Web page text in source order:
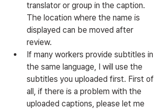
translator or group in the caption.
The location where the name is
displayed can be moved after
review.
If many workers provide subtitles in
the same language, I will use the
subtitles you uploaded first. First of
all, if there is a problem with the
uploaded captions, please let me